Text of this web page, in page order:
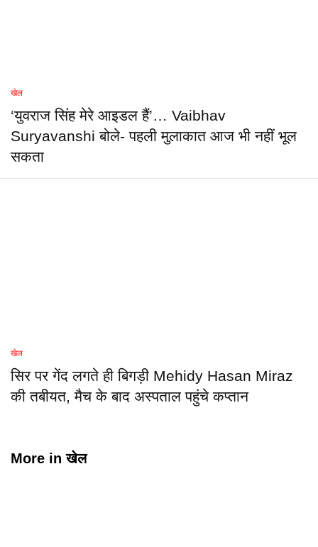
खेल
‘युवराज सिंह मेरे आइडल हैं’… Vaibhav
Suryavanshi बोले- पहली मुलाकात आज भी नहीं भूल
सकता
खेल
सिर पर गेंद लगते ही बिगड़ी Mehidy Hasan Miraz
की तबीयत, मैच के बाद अस्पताल पहुंचे कप्तान
More inखेल